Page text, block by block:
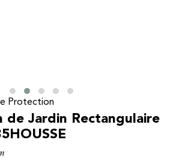
Protection
de Jardin Rectangulaire